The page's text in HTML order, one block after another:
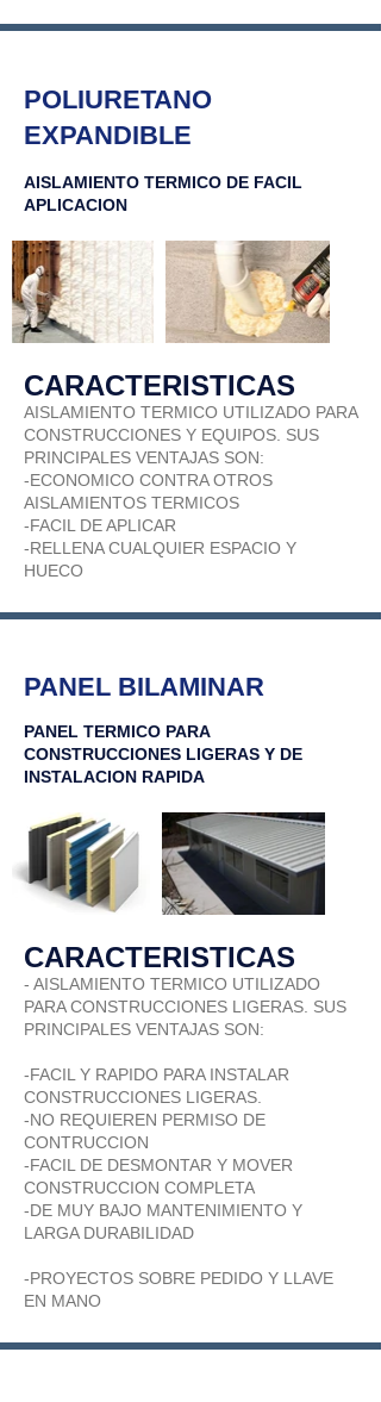
POLIURETANO
EXPANDIBLE
AISLAMIENTO TERMICO DE FACIL
APLICACION
CARACTERISTICAS
AISLAMIENTO TERMICO UTILIZADO PARA
CONSTRUCCIONES Y EQUIPOS. SUS
PRINCIPALES VENTAJAS SON:
-ECONOMICO CONTRA OTROS
AISLAMIENTOS TERMICOS
-FACIL DE APLICAR
-RELLENA CUALQUIER ESPACIO Y
HUECO
PANEL BILAMINAR
PANEL TERMICO PARA
CONSTRUCCIONES LIGERAS Y DE
INSTALACION RAPIDA
CARACTERISTICAS
- AISLAMIENTO TERMICO UTILIZADO
PARA CONSTRUCCIONES LIGERAS. SUS
PRINCIPALES VENTAJAS SON:
-FACIL Y RAPIDO PARA INSTALAR
CONSTRUCCIONES LIGERAS.
-NO REQUIEREN PERMISO DE
CONTRUCCION
-FACIL DE DESMONTAR Y MOVER
CONSTRUCCION COMPLETA
-DE MUY BAJO MANTENIMIENTO Y
LARGA DURABILIDAD
-PROYECTOS SOBRE PEDIDO Y LLAVE
EN MANO